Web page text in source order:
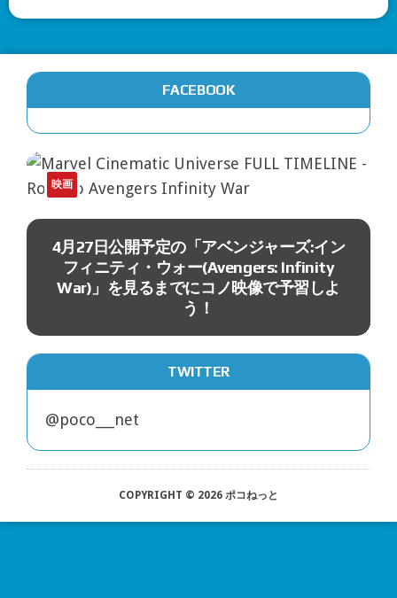
FACEBOOK
映画
4月27日公開予定の「アベンジャーズ:イン
フィニティ・ウォー(Avengers: Infinity
War)」を見るまでにコノ映像で予習しよ
う！
TWITTER
@poco___net
COPYRIGHT © 2026 ポコねっと